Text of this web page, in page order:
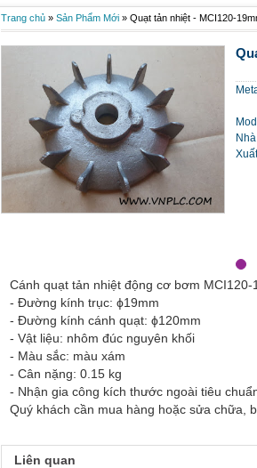
Trang chủ » Sản Phẩm Mới » Quạt tản nhiệt - MCI120-
Cánh quạt tản nhiệt động cơ bơm MCI120-
- Đường kính trục: ϕ19mm
- Đường kính cánh quạt: ϕ120mm
- Vật liệu: nhôm đúc nguyên khối
- Màu sắc: màu xám
- Cân nặng: 0.15 kg
- Nhận gia công kích thước ngoài tiêu
Quý khách cần mua hàng hoặc sửa chữa,
Liên quan